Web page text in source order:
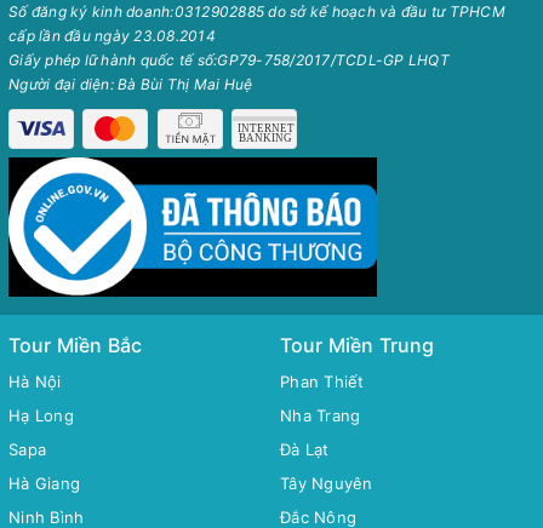
Số đăng ký kinh doanh:0312902885 do sở kế hoạch và đầu tư TPHCM
cấp lần đầu ngày 23.08.2014
Giấy phép lữ hành quốc tế số:GP79-758/2017/TCDL-GP LHQT
Người đại diện: Bà Bùi Thị Mai Huệ
Tour Miền Bắc
Hà Nội
Hạ Long
Sapa
Hà Giang
Ninh Bình
Tour Miền Trung
Phan Thiết
Nha Trang
Đà Lạt
Tây Nguyên
Đắc Nông